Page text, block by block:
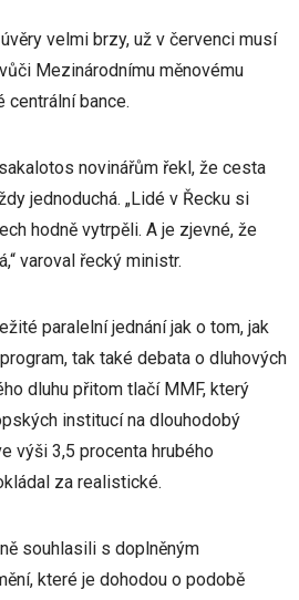
velmi brzy, už v červenci musí
Mezinárodnímu měnovému
centrální bance.
novinářům řekl, že cesta
jednoduchá. „Lidé v Řecku si
hodně vytrpěli. A je zjevné, že
varoval řecký ministr.
paralelní jednání jak o tom, jak
tak také debata o dluhových
dluhu přitom tlačí MMF, který
institucí na dlouhodobý
výši 3,5 procenta hrubého
za realistické.
souhlasili s doplněným
které je dohodou o podobě